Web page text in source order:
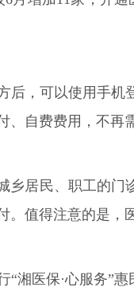
后，可以使用手机
、自费费用，不
乡居民、职工的
。值得注意的是
“湘医保·心服务”